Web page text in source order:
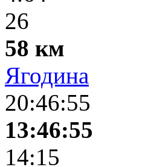
26
58 км
Ягодина
20:46:55
13:46:55
14:15